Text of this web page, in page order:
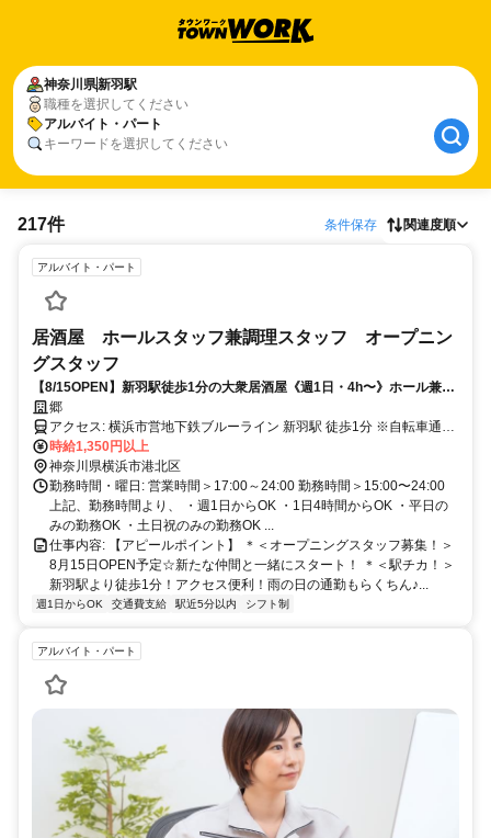
神奈川県新羽駅
職種を選択してください
アルバイト・パート
キーワードを選択してください
217件 条件保存 関連度順
アルバイト・パート
居酒屋 ホールスタッフ兼調理スタッフ オープニン
グスタッフ
【8/15OPEN】新羽駅徒歩1分の大衆居酒屋《週1日・4h〜》ホール兼キ
ッチンオープニング募集
郷
アクセス: 横浜市営地下鉄ブルーライン 新羽駅 徒歩1分 ※自転車通勤
可
時給1,350円以上
神奈川県横浜市港北区
勤務時間・曜日: 営業時間＞17:00～24:00 勤務時間＞15:00〜24:00
上記、勤務時間より、 ・週1日からOK ・1日4時間からOK ・平日の
みの勤務OK ・土日祝のみの勤務OK ...
仕事内容: 【アピールポイント】 ＊＜オープニングスタッフ募集！＞
8月15日OPEN予定☆新たな仲間と一緒にスタート！ ＊＜駅チカ！＞
新羽駅より徒歩1分！アクセス便利！雨の日の通勤もらくちん♪...
週1日からOK 交通費支給 駅近5分以内 シフト制
アルバイト・パート